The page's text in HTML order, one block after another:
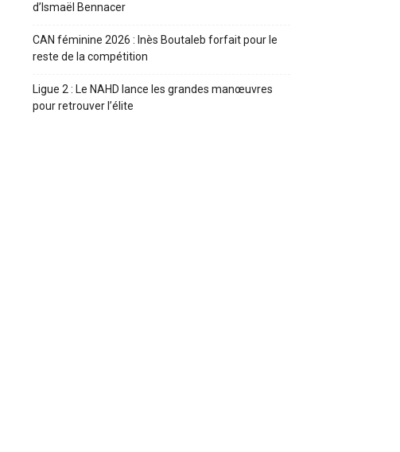
d’Ismaël Bennacer
CAN féminine 2026 : Inès Boutaleb forfait pour le
reste de la compétition
Ligue 2 : Le NAHD lance les grandes manœuvres
pour retrouver l’élite